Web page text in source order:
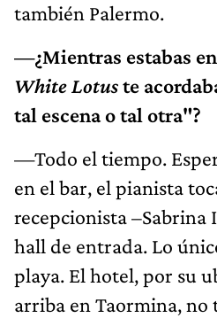
también Palermo.
—¿Mientras estabas
White Lotuste
tal escena o tal otra"?
—Todo el tiempo.
en el bar, el pianista
recepcionista –Sabrina
hall de entrada. Lo
playa. El hotel, por su
arriba en Taormina, no